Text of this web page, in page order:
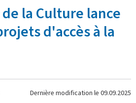
la Culture lance
d'accès à la
Dernière modification le 09.09.2025